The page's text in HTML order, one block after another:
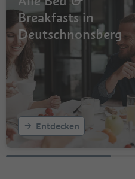
Breakfasts in
Deutschnonsberg
Entdecken